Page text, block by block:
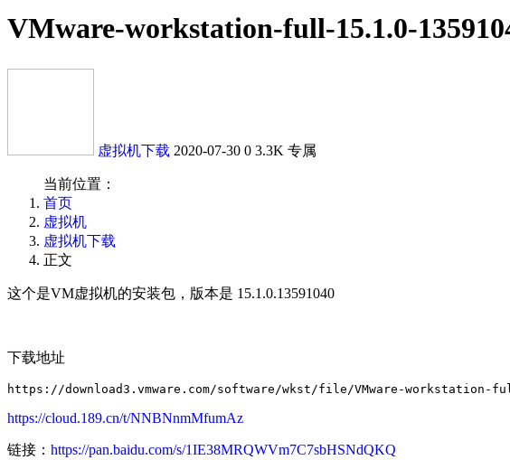
VMware-workstation-full-15.1.0-
虚拟机下载 2020-07-30 0 3.3K 专属
当前位置：
首页
虚拟机
虚拟机下载
正文
这个是VM虚拟机的安装包，版本是 15.1.0.13591040
下载地址
https://cloud.189.cn/t/NNBNnmMfumAz
链接： https://pan.baidu.com/s/1IE38MRQWVm7C7sbHSNdQKQ